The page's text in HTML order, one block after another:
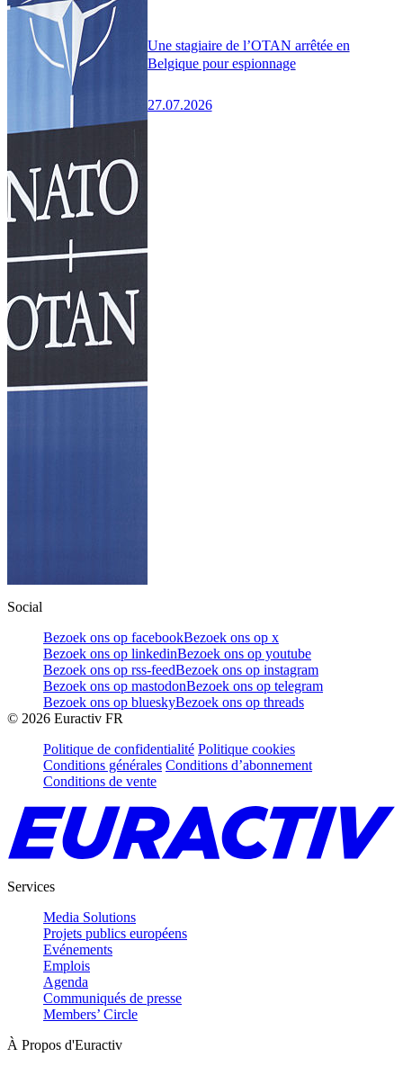
Une stagiaire de l’OTAN arrêtée en
Belgique pour espionnage
27.07.2026
Social
Bezoek ons op facebookBezoek ons op x
Bezoek ons op linkedinBezoek ons op youtube
Bezoek ons op rss-feedBezoek ons op instagram
Bezoek ons op mastodonBezoek ons op telegram
Bezoek ons op blueskyBezoek ons op threads
© 2026 Euractiv FR
Politique de confidentialité Politique cookies
Conditions générales Conditions d’abonnement
Conditions de vente
Services
Media Solutions
Projets publics européens
Evénements
Emplois
Agenda
Communiqués de presse
Members’ Circle
À Propos d'Euractiv